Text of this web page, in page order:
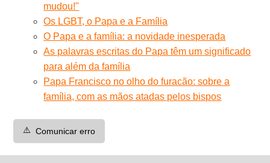
mudou!"
Os LGBT, o Papa e a Família
O Papa e a família: a novidade inesperada
As palavras escritas do Papa têm um significado
para além da família
Papa Francisco no olho do furacão: sobre a
família, com as mãos atadas pelos bispos
⚠️ Comunicar erro